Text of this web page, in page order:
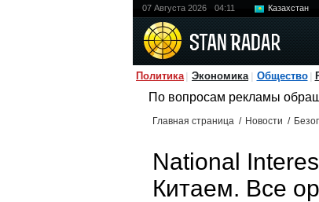
07 Августа 2026 04:11 Казахстан
Политика Экономика Общество
По вопросам рекламы
Главная страница / Новости /
National
Китаем. Все